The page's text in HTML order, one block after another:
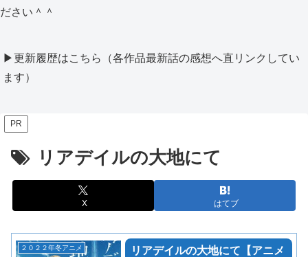
ださい＾＾
▶更新履歴はこちら（各作品最新話の感想へ直リンクしてい
ます）
PR
リアデイルの大地にて
X はてブ
２０２２年冬アニメ
リアデイルの大地にて【アニメ